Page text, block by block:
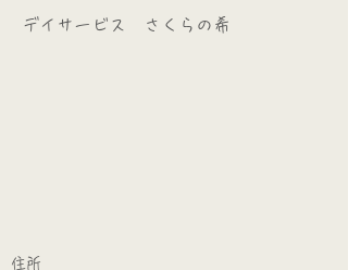
デイサービス さくらの希
​ ​住所